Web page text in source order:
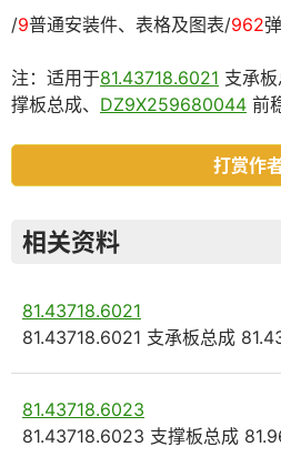
/9普通安装件、表格及图表/962
注：适用于81.43718.6021 支承板
撑板总成、 DZ9X259680044 前
打赏作
相关资料
81.43718.6021
81.43718.6021 支承板总成
81.43718.6023
81.43718.6023 支撑板总成